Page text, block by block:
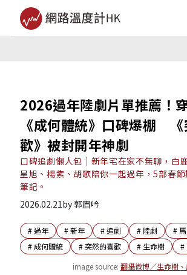
2026過年陸劇片單推薦！
《成何體統》口碑爆棚
歡》被封開年神劇
口碑追劇懶人包｜新年宅在家不無聊，白
星旭、楊紫、胡歌陪你一起過年，5部春
筆記。
2026.02.21by郭眉吟
#過年 #新年 #追劇 # 陸劇 #
# 成何體統 # 突然的喜歡 # 生命樹 #
image source: 翻攝微博／生命樹